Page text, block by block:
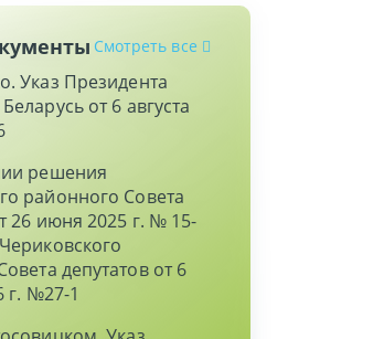
Смотреть все
Указ Президента
от 6 августа
решения
районного Совета
26 июня 2025 г. № 15-
депутатов от 6
г. №27-1